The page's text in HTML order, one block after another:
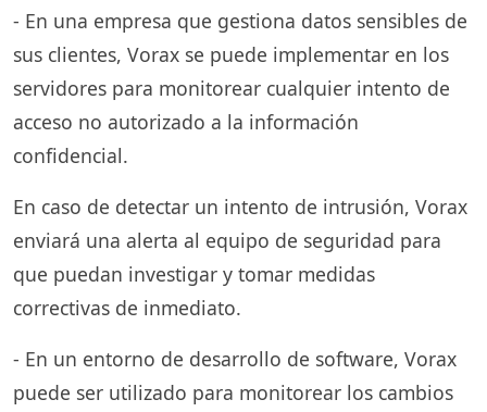
- En una empresa que gestiona datos sensibles de
sus clientes, Vorax se puede implementar en los
servidores para monitorear cualquier intento de
acceso no autorizado a la información
confidencial.
En caso de detectar un intento de intrusión, Vorax
enviará una alerta al equipo de seguridad para
que puedan investigar y tomar medidas
correctivas de inmediato.
- En un entorno de desarrollo de software, Vorax
puede ser utilizado para monitorear los cambios